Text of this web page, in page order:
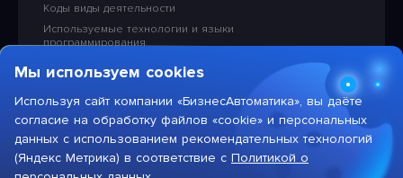
Коды виды деятельности
Используемые технологии и языки
программирования
Сведения об исключительных правах на ПО
«БизнесАвтоматика»
Тарифы на услуги компании
Мы используем cookies
Используя сайт компании «БизнесАвтоматика», вы даёте
согласие на обработку файлов «cookie» и персональных
данных с использованием рекомендательных технологий
(Яндекс Метрика) в соответствие с Политикой о